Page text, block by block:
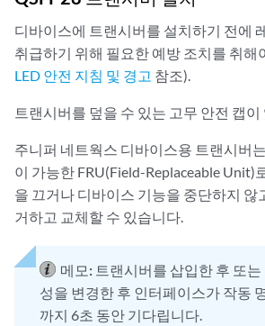
디바이스에 트랜시버를 설치하기 전에
취급하기 위해 필요한 예방 조치를 취해
LED 안전 지침 및 경고 참조).
트랜시버를 덮을 수 있는 고무 안전 캡
주니퍼 네트웍스 디바이스용 트랜시버
이 가능한 FRU(Field-Replaceable Unit)
을 끄거나 디바이스 기능을 중단하지 않
거하고 교체할 수 있습니다.
메모: 트랜시버를 삽입한 후 또
성을 변경한 후 인터페이스가 작동
까지 6초 동안 기다립니다.